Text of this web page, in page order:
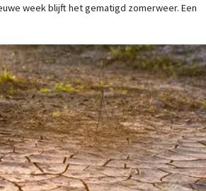
week blijft het gematigd zomerweer. Een